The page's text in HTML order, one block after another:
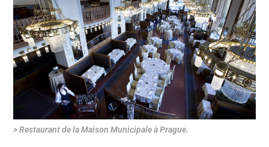
> Restaurant de la Maison Municipale à Prague.